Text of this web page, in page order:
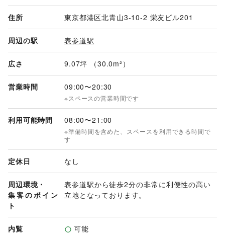
住所 東京都港区北青山3-10-2 栄友ビル201
周辺の駅 表参道駅
広さ 9.07坪 （30.0m²）
営業時間 09:00〜20:30
※スペースの営業時間です
利用可能時間 08:00〜21:00
※準備時間を含めた、スペースを利用できる時間で
す
定休日 なし
周辺環境・
集客のポイン
ト
表参道駅から徒歩2分の非常に利便性の高い
立地となっております。
内覧
可能